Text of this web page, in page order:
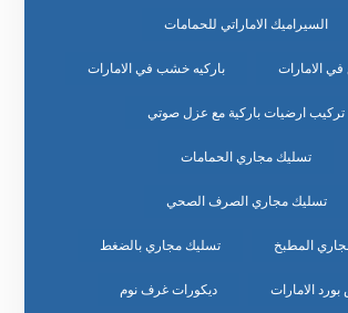
السيراميك الاماراتي للحمامات
في الامارات باركيه خشب في الامارات
تركيب ارضيات باركية مع عزل صوتي
تسليك مجاري الحمامات
تسليك مجاري الصرف الصحي
المطبخ تسليك مجاري بالضغط
الامارات ديكورات غرف نوم